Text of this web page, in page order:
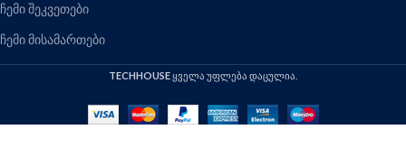
ჩემი შეკვეთები
ჩემი მისამართები
TECHHOUSEყველა უფლება დაცულია.